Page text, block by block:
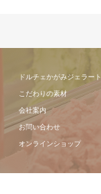
ドルチェかがみジェラート
こだわりの素材
会社案内
お問い合わせ
オンラインショップ